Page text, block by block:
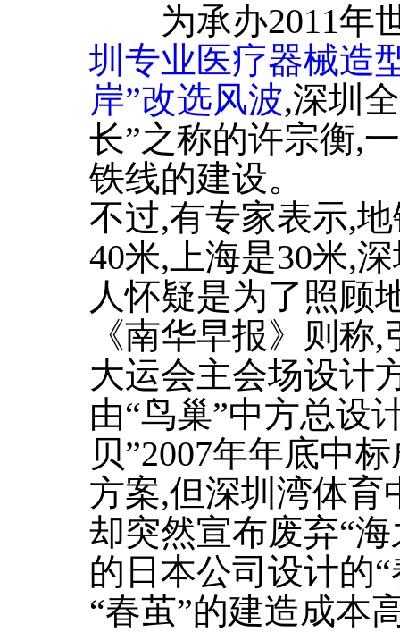
为承办2011年
圳专业医疗器械造
岸”改选风波,深圳
长”之称的许宗衡,
铁线的建设。
不过,有专家表示,
40米,上海是30米,
人怀疑是为了照顾
《南华早报》则
大运会主会场设计
由“鸟巢”中方总设
贝”2007年年底中
方案,但深圳湾体育
却突然宣布废弃“
的日本公司设计的
“春茧”的建造成本